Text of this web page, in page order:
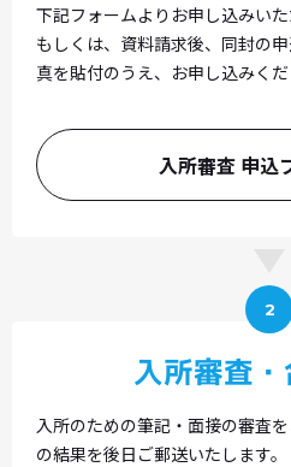
下記フォームよりお申し込みいた
もしくは、資料請求後、同封の
真を貼付のうえ、お申し込みくだ
入所審査 申込
2
入所審査
入所のための筆記・面接の審査
の結果を後日ご郵送いたします。